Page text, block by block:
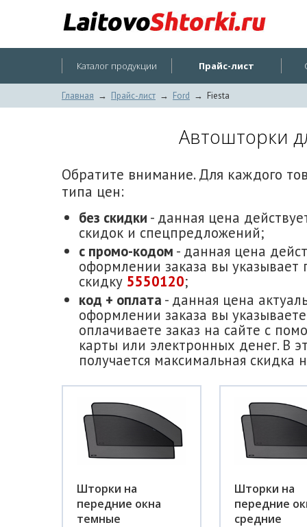
Каталог продукции Прайс-лист
Главная → Прайс-лист → Ford → Fiesta
Автошторки
Обратите внимание. Для каждого
типа цен:
без скидки - данная цена
скидок и спецпредложений;
с промо-кодом - данная цена
оформлении заказа вы указывает
скидку 5550120;
код + оплата - данная цена
оформлении заказа вы
оплачиваете заказ на сайте с
карты или электронных денег. В
получается максимальная скидка
Шторки на
передние окна
темные
Шторки на
передние
средние